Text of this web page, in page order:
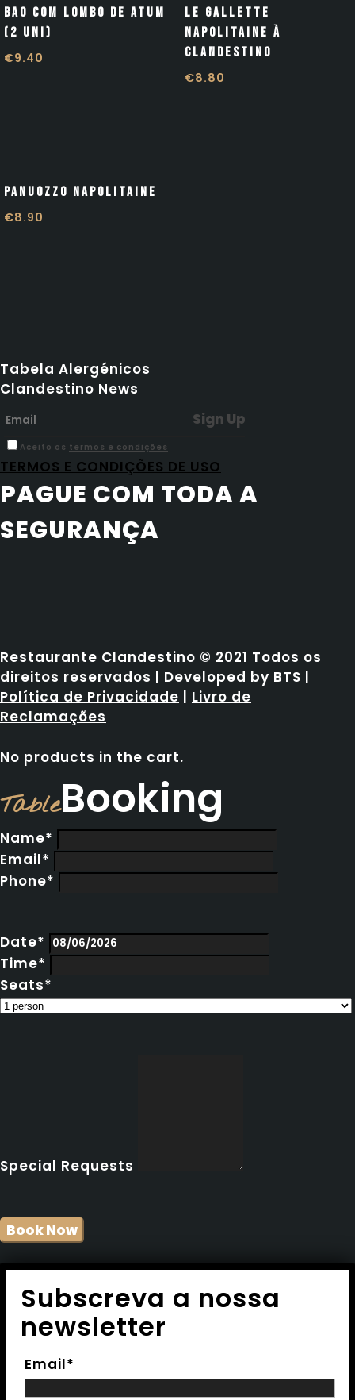
Bao com Lombo de Atum
(2 uni)
€9.40
Le Gallette
Napolitaine À
Clandestino
€8.80
Panuozzo Napolitaine
€8.90
Tabela Alergénicos
Clandestino News
Aceito os termos e condições
TERMOS E CONDIÇÕES DE USO
PAGUE COM TODA A
SEGURANÇA
Restaurante Clandestino © 2021 Todos os
direitos reservados | Developed by BTS |
Política de Privacidade | Livro de
Reclamações
No products in the cart.
TableBooking
Name*
Email*
Phone*
Date*
Time*
Seats*
Special Requests
Subscreva a nossa
newsletter
Email*